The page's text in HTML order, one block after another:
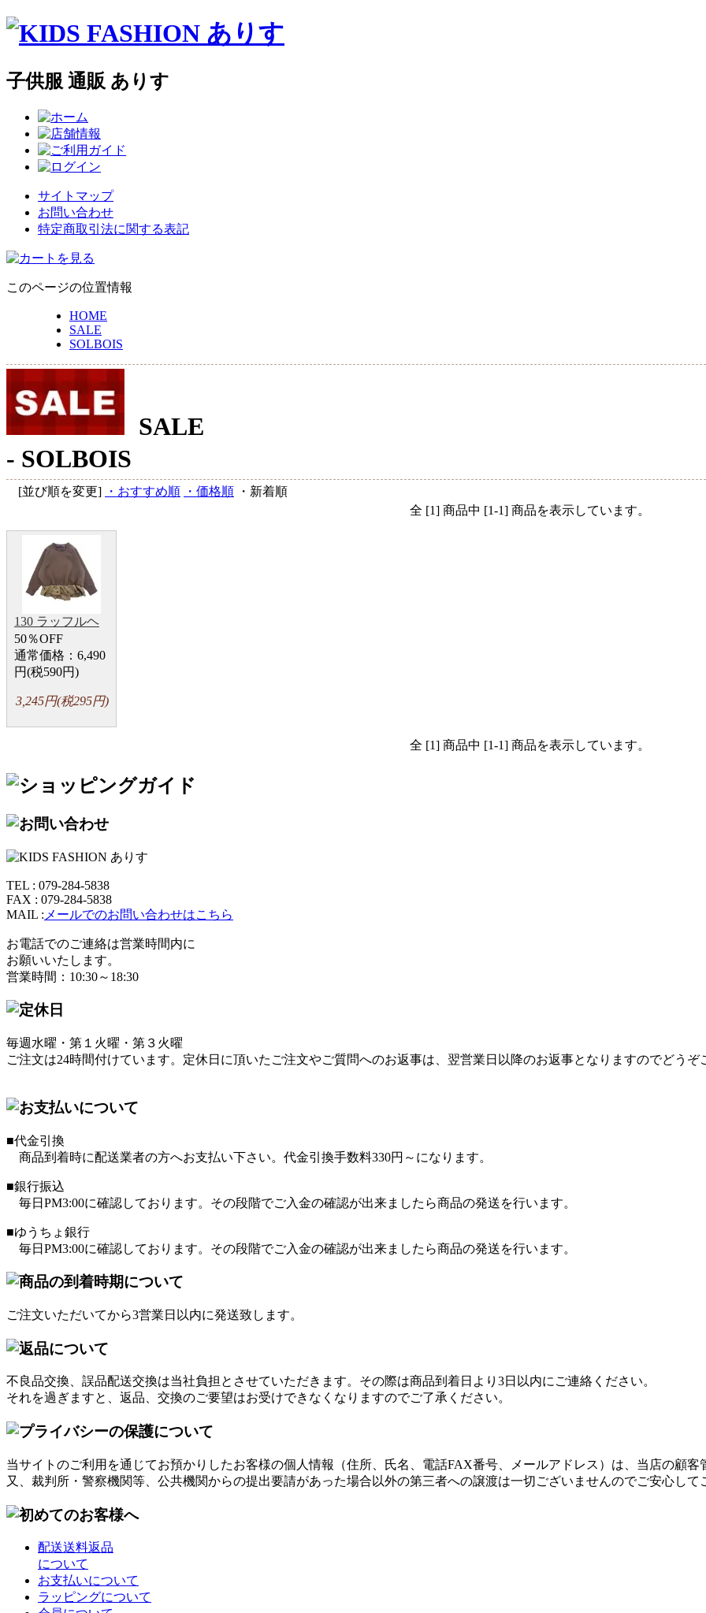
子供服 通販 ありす
サイトマップ
お問い合わせ
特定商取引法に関する表記
このページの位置情報
HOME
SALE
SOLBOIS
SALE
- SOLBOIS
[並び順を変更] ・おすすめ順 ・価格順
・新着順
全 [1] 商品中 [1-1] 商品を表示しています。
130 ラッフルヘ
ムダンボールニ
ットプルオーバ
ー
50％OFF
通常価格：6,490
円(税590円)
3,245円(税295円)
全 [1] 商品中 [1-1] 商品を表示しています。
TEL : 079-284-5838
FAX : 079-284-5838
MAIL : メールでのお問い合わせはこちら
お電話でのご連絡は営業時間内に
お願いいたします。
営業時間：10:30～18:30
毎週水曜・第１火曜・第３火曜
ご注文は24時間付けています。定休日に頂いたご注文やご質問へのお返事は、翌営業日以降のお返事となりますのでどうぞ
■代金引換
商品到着時に配送業者の方へお支払い下さい。代金引換手数料330円～になります。
■銀行振込
毎日PM3:00に確認しております。その段階でご入金の確認が出来ましたら商品の発送を行います。
■ゆうちょ銀行
毎日PM3:00に確認しております。その段階でご入金の確認が出来ましたら商品の発送を行います。
ご注文いただいてから3営業日以内に発送致します。
不良品交換、誤品配送交換は当社負担とさせていただきます。その際は商品到着日より3日以内にご連絡ください。
それを過ぎますと、返品、交換のご要望はお受けできなくなりますのでご了承ください。
当サイトのご利用を通じてお預かりしたお客様の個人情報（住所、氏名、電話FAX番号、メールアドレス）は、当店の顧客
又、裁判所・警察機関等、公共機関からの提出要請があった場合以外の第三者への譲渡は一切ございませんのでご安心して
配送送料返品
について
お支払いについて
ラッピングについて